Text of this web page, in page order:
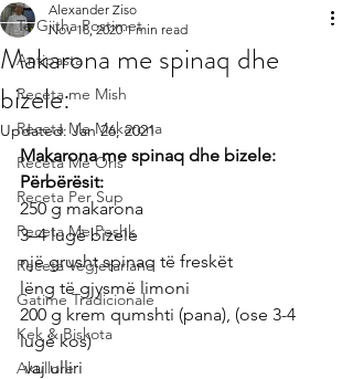
Te Gjitha Postimet
Antipasta
Receta me Mish
Receta Me Makarona
Receta Me Oris
Receta Per Sup
Receta Me Peshk
Receta Vegjetariane
Gatime Tradicionale
Kek & Biskota
Akullore
Makarona me spinaq dhe
bizele:
Alexander Ziso
Nov 18, 2020 1 min read
Updated:Jan 26, 2021
Makarona me spinaq dhe bizele:
Përbërësit:
250 g makarona
3–4 lugë bizele
një grusht spinaq të freskët
lëng të gjysmë limoni
200 g krem qumshti (pana), (ose 3-4
lugë kos)
vaj ulliri